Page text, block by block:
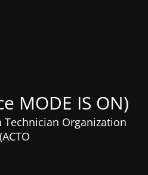
(Maintenance MODE IS ON)
Organization
(ACTO